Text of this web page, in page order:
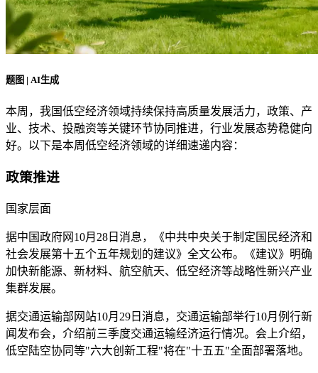
题图 | AI生成
本周，我国低空经济领域持续保持高质量发展活力，政策、产
业、技术、投融资等关键环节协同推进，行业发展态势稳健向
好。以下是本周低空经济领域的详细速递内容：
政策推进
国家层面
据中国政府网10月28日消息，《中共中央关于制定国民经济和
社会发展第十五个五年规划的建议》全文公布。《建议》明确
加快新能源、新材料、航空航天、低空经济等战略性新兴产业
集群发展。
据交通运输部网站10月29日消息，交通运输部举行10月例行新
闻发布会，介绍前三季度交通运输经济运行情况。会上介绍，
低空陆空协同等"六大创新工程"将在"十五五"全面部署落地。